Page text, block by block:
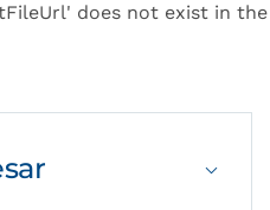
does not exist in